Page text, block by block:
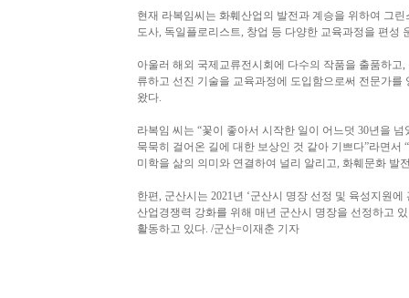
현재 라복임씨는 화훼산업의 발전과 계승을 위하여 그
도사, 독일플로리스트, 창업 등 다양한 교육과정을 편성
아울러 해외 국제교류전시회에 다수의 작품을 출품하
류하고 선진 기술을 교육과정에 도입함으로써 전문가
왔다.
라복임 씨는 “꽃이 좋아서 시작한 일이 어느덧 30년을
묵묵히 걸어온 길에 대한 보상인 것 같아 기쁘다”라면
미학을 삶의 의미와 연결하여 널리 알리고, 화훼문화 발
한편, 군산시는 2021년 ‘군산시 명장 선정 및 육성지원
산업경쟁력 강화를 위해 매년 군산시 명장을 선정하고
활동하고 있다. /군산=이재춘 기자